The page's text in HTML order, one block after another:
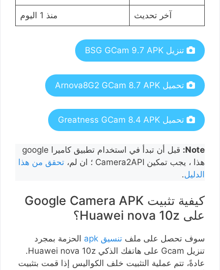
آخر تحديث منذ 1 اليوم
تنزيل BSG GCam 9.7 APK
تحميل Arnova8G2 GCam 8.7 APK
تحميل Greatness GCam 8.4 APK
Note:
قبل أن تبدأ في استخدام تطبيق كاميرا google
هذا ، يجب تمكين Camera2API ؛ ان لم،
تحقق من هذا
الدليل.
كيفية تثبيت Google Camera APK
على Huawei nova 10z؟
سوف تحصل على ملف تنسيق apk
الحزمة بمجرد
تنزيل Gcam على هاتفك الذكي Huawei nova 10z.
عادةً، تتم عملية التثبيت خلف الكواليس إذا قمت بتثبيت